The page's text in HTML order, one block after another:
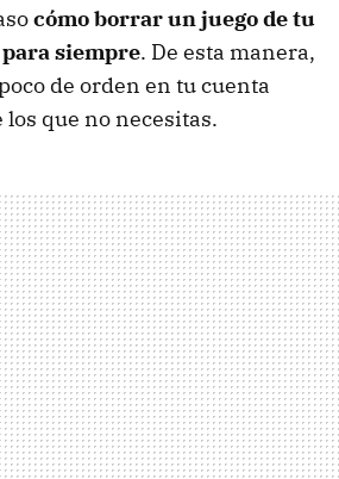
cómo borrar un juego de tu
siempre. De esta manera,
de orden en tu cuenta
que no necesitas.